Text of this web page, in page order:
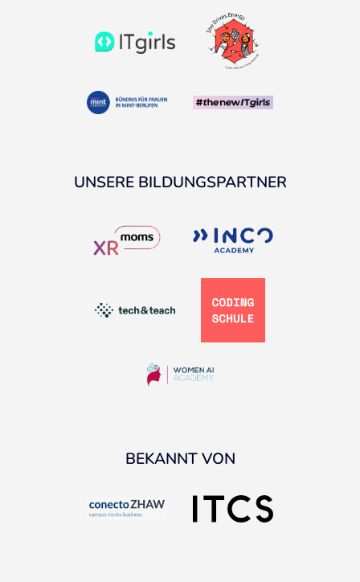
UNSERE BILDUNGSPARTNER
BEKANNT VON